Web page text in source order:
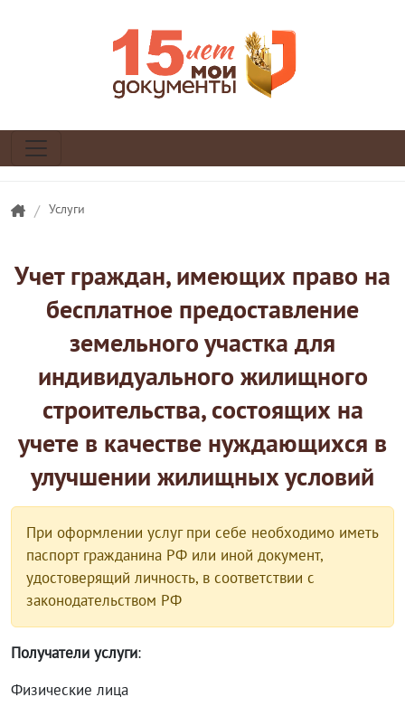
/ Услуги
Учет граждан, имеющих право на
бесплатное предоставление
земельного участка для
индивидуального жилищного
строительства, состоящих на
учете в качестве нуждающихся в
улучшении жилищных условий
При оформлении услуг при себе необходимо иметь
паспорт гражданина РФ или иной документ,
удостоверящий личность, в соответствии с
законодательством РФ
Получатели услуги:
Физические лица